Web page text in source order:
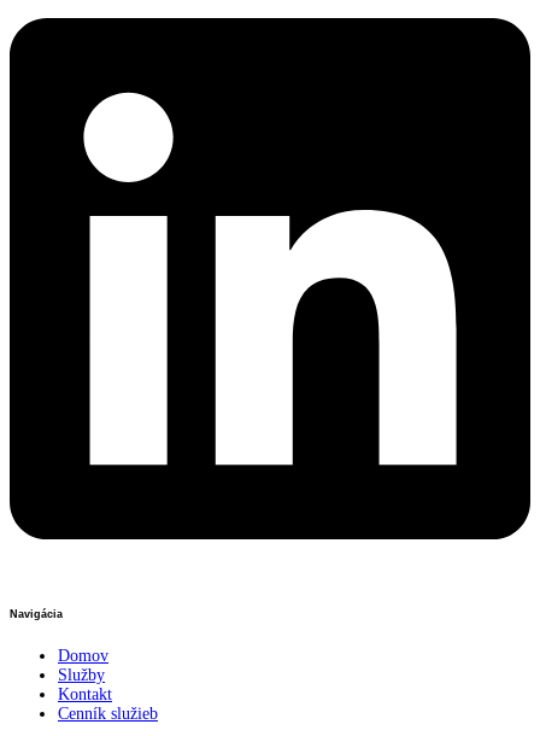
Navigácia
Domov
Služby
Kontakt
Cenník služieb